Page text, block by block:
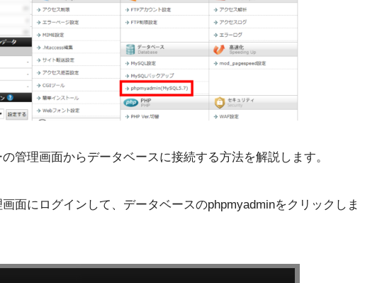
管理画面からデータベースに接続する方法を解説します。
面にログインして、データベースのphpmyadminをクリックしま